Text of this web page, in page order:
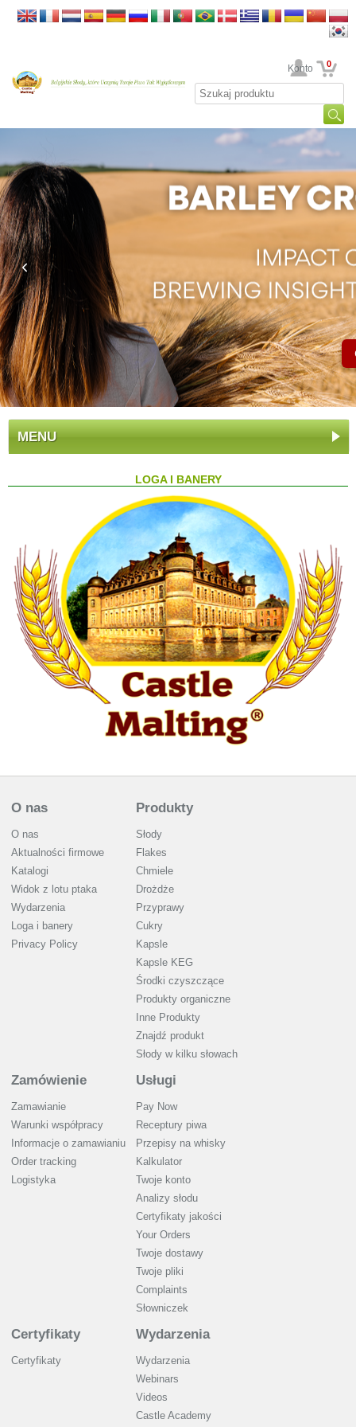
Twoje Konto 0
MENU
LOGA I BANERY
O nas
O nas
Aktualności firmowe
Katalogi
Widok z lotu ptaka
Wydarzenia
Loga i banery
Privacy Policy
Produkty
Słody
Flakes
Chmiele
Drożdże
Przyprawy
Cukry
Kapsle
Kapsle KEG
Środki czyszczące
Produkty organiczne
Inne Produkty
Znajdź produkt
Słody w kilku słowach
Zamówienie
Zamawianie
Warunki współpracy
Informacje o zamawianiu
Order tracking
Logistyka
Usługi
Pay Now
Receptury piwa
Przepisy na whisky
Kalkulator
Twoje konto
Analizy słodu
Certyfikaty jakości
Your Orders
Twoje dostawy
Twoje pliki
Complaints
Słowniczek
Certyfikaty
Certyfikaty
Wydarzenia
Wydarzenia
Webinars
Videos
Castle Academy